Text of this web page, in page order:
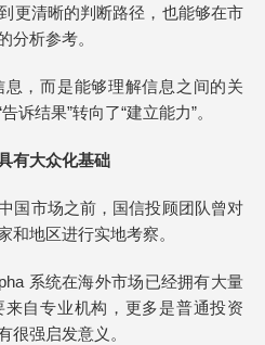
更清晰的判断路径，也能够在市
分析参考。
，而是能够理解信息之间的关
诉结果”转向了“建立能力”。
有大众化基础
国市场之前，国信投顾团队曾对
和地区进行实地考察。
系统在海外市场已经拥有大量
自专业机构，更多是普通投资
很强启发意义。